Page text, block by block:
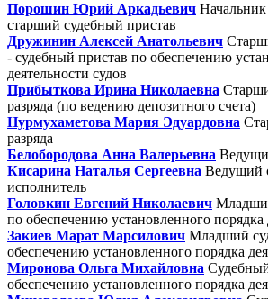
Порошин Юрий Аркадьевич
старший судебный пристав
Дружинин Алексей Анатольевич
- судебный пристав по обеспечению
деятельности судов
Прибыткова Ирина Николаевна
разряда (по ведению депозитного счета)
Нурмухаметова Мария Эдуардовна
разряда
Белобородова Анна Валерьевна
Кисарина Наталья Сергеевна Ведущий
исполнитель
Головкин Евгений Николаевич
по обеспечению установленного порядка
Закиев Марат Марсилович Младший
обеспечению установленного порядка
Миронова Ольга Михайловна
обеспечению установленного порядка